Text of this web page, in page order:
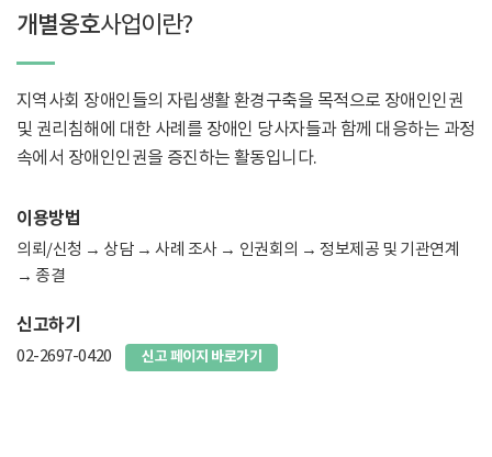
개별옹호사업이란?
지역사회 장애인들의 자립생활 환경구축을 목적으로 장애인인권
및 권리침해에 대한 사례를 장애인 당사자들과 함께 대응하는 과정
속에서 장애인인권을 증진하는 활동입니다.
이용방법
의뢰/신청 → 상담 → 사례 조사 → 인권회의 → 정보제공 및 기관연계
→ 종결
신고하기
02-2697-0420 신고 페이지 바로가기